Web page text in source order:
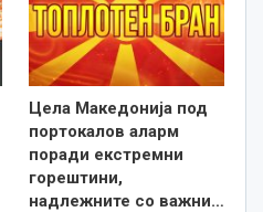
Цела Македонија под
портокалов аларм
поради екстремни
горештини,
надлежните со важни…